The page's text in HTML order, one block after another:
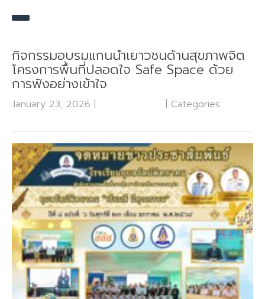
กิจกรรมอบรมแกนนำเยาวชนด้านสุขภาพจิต
โครงการพื้นที่ปลอดใจ Safe Space ด้วย
การฟังอย่างเข้าใจ
January 23, 2026 | | Categories: